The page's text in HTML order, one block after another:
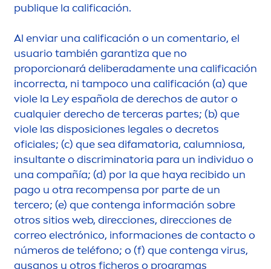
publique la calificación.
Al enviar una calificación o un comentario, el
usuario también garantiza que no
proporcionará deliberadamente una calificación
incorrecta, ni tampoco una calificación (a) que
viole la Ley española de derechos de autor o
cualquier derecho de terceras partes; (b) que
viole las disposiciones legales o decretos
oficiales; (c) que sea difamatoria, calumniosa,
insultante o discriminatoria para un individuo o
una compañía; (d) por la que haya recibido un
pago u otra recompensa por parte de un
tercero; (e) que contenga información sobre
otros sitios web, direcciones, direcciones de
correo electrónico, informaciones de contacto o
números de teléfono; o (f) que contenga virus,
gusanos u otros ficheros o programas